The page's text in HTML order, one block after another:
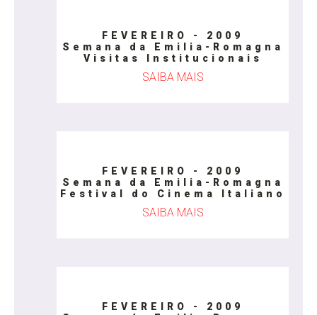
FEVEREIRO - 2009
Semana da Emilia-Romagna
Visitas Institucionais
SAIBA MAIS
FEVEREIRO - 2009
Semana da Emilia-Romagna
Festival do Cinema Italiano
SAIBA MAIS
FEVEREIRO - 2009